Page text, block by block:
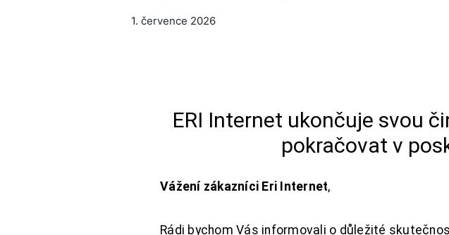
1. července 2026
ERI Internet ukončuje svou
pokračovat v
Vážení zákazníci Eri Internet,
Rádi bychom Vás informovali o důležité